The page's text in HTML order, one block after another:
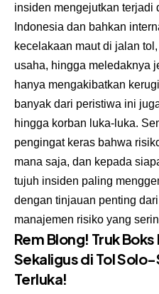
insiden mengejutkan terjadi
Indonesia dan bahkan
kecelakaan maut di jalan
usaha, hingga meledaknya
hanya mengakibatkan
banyak dari peristiwa ini
hingga korban luka-luka.
pengingat keras bahwa
mana saja, dan kepada
tujuh insiden paling
dengan tinjauan penting
manajemen risiko yang
Rem Blong! Truk
Sekaligus di Tol
Terluka!